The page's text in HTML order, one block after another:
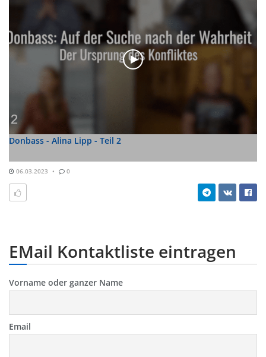
Donbass - Alina Lipp - Teil 2
06.03.2023 0
EMail Kontaktliste eintragen
Vorname oder ganzer Name
Email